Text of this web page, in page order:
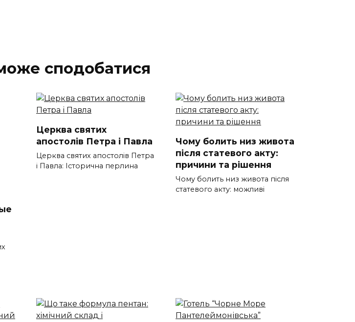
сподобатися
Церква святих
апостолів Петра і Павла
Церква святих апостолів Петра
і Павла: Історична перлина
Чому болить низ живота
після статевого акту:
причини та рішення
Чому болить низ живота після
статевого акту: можливі